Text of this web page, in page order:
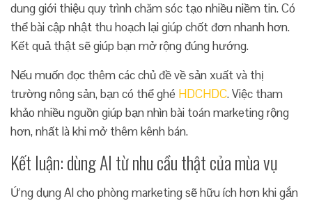
dung giới thiệu quy trình chăm sóc tạo nhiều niềm tin. Có
thể bài cập nhật thu hoạch lại giúp chốt đơn nhanh hơn.
Kết quả thật sẽ giúp bạn mở rộng đúng hướng.
Nếu muốn đọc thêm các chủ đề về sản xuất và thị
trường nông sản, bạn có thể ghé HDCHDC. Việc tham
khảo nhiều nguồn giúp bạn nhìn bài toán marketing rộng
hơn, nhất là khi mở thêm kênh bán.
Kết luận: dùng AI từ nhu cầu thật của mùa vụ
Ứng dụng AI cho phòng marketing sẽ hữu ích hơn khi gắn